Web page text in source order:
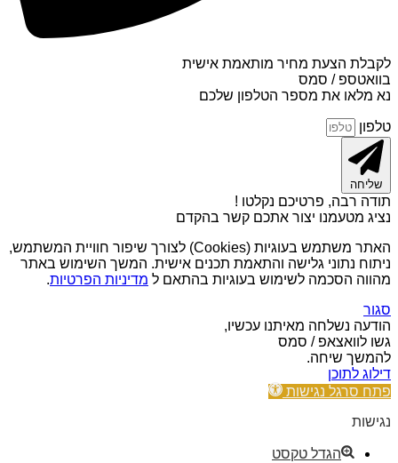
לקבלת הצעת מחיר מותאמת אישית
בוואטספ / סמס
נא מלאו את מספר הטלפון שלכם
טלפון
שליחה
תודה רבה, פרטיכם נקלטו !
נציג מטעמנו יצור אתכם קשר בהקדם
האתר משתמש בעוגיות (Cookies) לצורך שיפור חוויית המשתמש,
ניתוח נתוני גלישה והתאמת תכנים אישית. המשך השימוש באתר
מהווה הסכמה לשימוש בעוגיות בהתאם ל מדיניות הפרטיות.
סגור
הודעה נשלחה מאיתנו עכשיו,
גשו לוואצאפ / סמס
להמשך שיחה.
דילוג לתוכן
פתח סרגל נגישות
נגישות
הגדל טקסט